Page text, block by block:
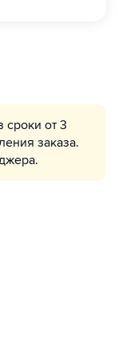
сроки от 3
заказа.